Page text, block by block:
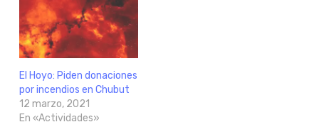
El Hoyo: Piden donaciones
por incendios en Chubut
12 marzo, 2021
En «Actividades»